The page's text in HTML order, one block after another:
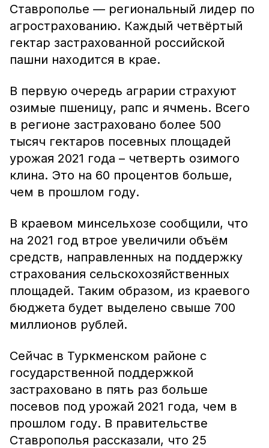
Ставрополье — региональный лидер по
агрострахованию. Каждый четвёртый
гектар застрахованной российской
пашни находится в крае.
В первую очередь аграрии страхуют
озимые пшеницу, рапс и ячмень. Всего
в регионе застраховано более 500
тысяч гектаров посевных площадей
урожая 2021 года – четверть озимого
клина. Это на 60 процентов больше,
чем в прошлом году.
В краевом минсельхозе сообщили, что
на 2021 год втрое увеличили объём
средств, направленных на поддержку
страхования сельскохозяйственных
площадей. Таким образом, из краевого
бюджета будет выделено свыше 700
миллионов рублей.
Сейчас в Туркменском районе с
государственной поддержкой
застраховано в пять раз больше
посевов под урожай 2021 года, чем в
прошлом году. В правительстве
Ставрополья рассказали, что 25